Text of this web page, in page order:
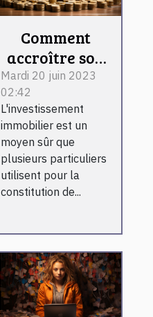
Comment
accroître son
investissement
malgré la
variation des
taux du
secteur
immobilier ?
Mardi 20 juin 2023
02:42
L'investissement
immobilier est un
moyen sûr que
plusieurs particuliers
utilisent pour la
constitution de...